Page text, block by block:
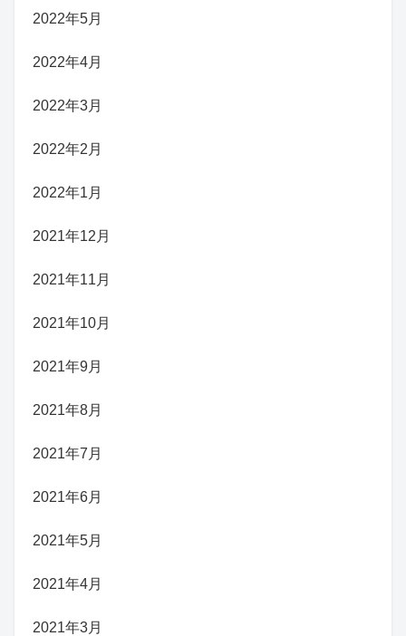
2022年5月
2022年4月
2022年3月
2022年2月
2022年1月
2021年12月
2021年11月
2021年10月
2021年9月
2021年8月
2021年7月
2021年6月
2021年5月
2021年4月
2021年3月